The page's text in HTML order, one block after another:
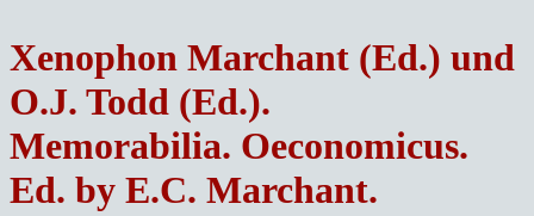
Xenophon Marchant (Ed.) und
O.J. Todd (Ed.).
Memorabilia. Oeconomicus.
Ed. by E.C. Marchant.